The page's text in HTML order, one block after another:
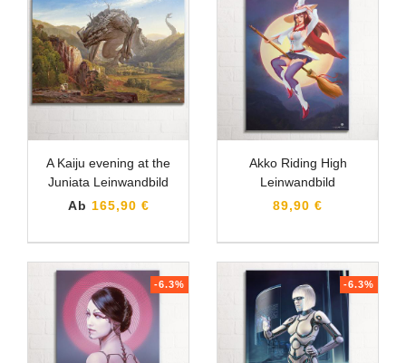
A Kaiju evening at the
Juniata Leinwandbild
Ab 165,90 €
Akko Riding High
Leinwandbild
89,90 €
-6.3% -6.3%